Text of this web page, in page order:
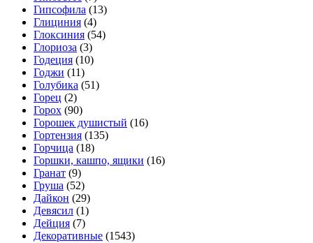
Гипсофила (13)
Глициния (4)
Глоксиния (54)
Глориоза (3)
Годеция (10)
Годжи (11)
Голубика (51)
Горец (2)
Горох (90)
Горошек душистый (16)
Гортензия (135)
Горчица (18)
Горшки, кашпо, ящики (16)
Гранат (9)
Груша (52)
Дайкон (29)
Девясил (1)
Дейция (7)
Декоративные (1543)